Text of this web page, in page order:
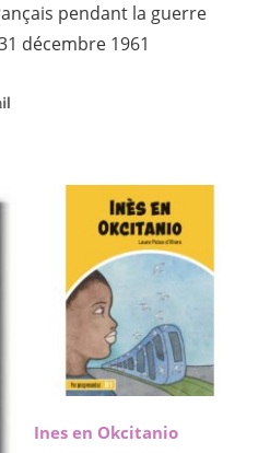
pendant la guerre
décembre 1961
Ines en Okcitanio